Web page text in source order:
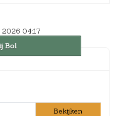
2026 04:17
Bol
Bekijken